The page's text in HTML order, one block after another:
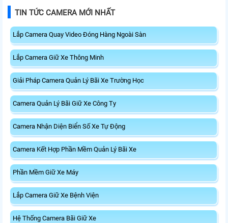
TIN TỨC CAMERA MỚI NHẤT
Lắp Camera Quay Video Đóng Hàng Ngoài Sàn
Lắp Camera Giữ Xe Thông Minh
Giải Pháp Camera Quản Lý Bãi Xe Trường Học
Camera Quản Lý Bãi Giữ Xe Công Ty
Camera Nhận Diện Biển Số Xe Tự Động
Camera Kết Hợp Phần Mềm Quản Lý Bãi Xe
Phần Mềm Giữ Xe Máy
Lắp Camera Giữ Xe Bệnh Viện
Hệ Thống Camera Bãi Giữ Xe